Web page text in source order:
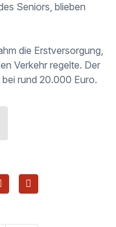
Seniors, blieben
die Erstversorgung,
Verkehr regelte. Der
rund 20.000 Euro.